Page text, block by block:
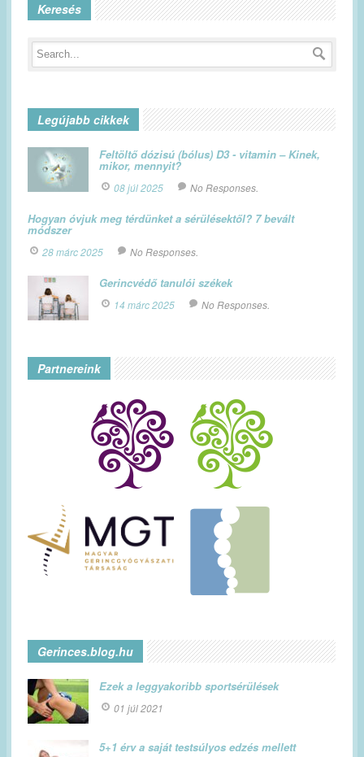
Keresés
Legújabb cikkek
Feltöltő dózisú (bólus) D3 - vitamin – Kinek,
mikor, mennyit?
08 júl 2025 No Responses.
Hogyan óvjuk meg térdünket a sérülésektől? 7 bevált
módszer
28 márc 2025 No Responses.
Gerincvédő tanulói székek
14 márc 2025 No Responses.
Partnereink
Gerinces.blog.hu
Ezek a leggyakoribb sportsérülések
01 júl 2021
5+1 érv a saját testsúlyos edzés mellett